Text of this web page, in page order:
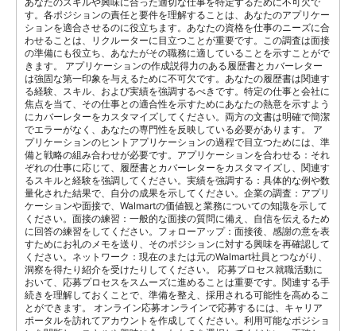
す。各ポジションの責任と要件を理解することは、あなたのアプリケー
ションを適合させるのに役立ちます。あなたの資格を仕事のニーズに合
わせることは、リクルーターに目立つことが重要です。この調査は面接
の準備にも役立ち、あなたがその職務に適していることを示すことがで
きます。 アプリケーションの作成説得力のある履歴書とカバーレター
は強固な第一印象を与えるために不可欠です。あなたの履歴書は関連す
る経験、スキル、および実績を強調するべきです。特定の仕事と会社に
焦点を当て、その仕事との適合性を示すためにあなたの熱意を示すよう
にカバーレターをカスタマイズしてください。両方の文書は明確で簡潔
でエラーがなく、あなたの専門性を反映している必要があります。 ア
プリケーションのヒントアプリケーションの過程で目立つためには、準
備と戦略の組み合わせが必要です。アプリケーションを合わせる：それ
ぞれの仕事に応じて、履歴書とカバーレターをカスタマイズし、関連す
るスキルと経験を強調してください。実績を強調する：具体的な例や数
量化された結果で、自分の成果を示してください。企業の調査：アプリ
ケーションや面接で、Walmartの価値観と業務についての知識を示して
ください。面接の練習：一般的な面接の質問に備え、自信を伝えるため
に回答の練習をしてください。フォローアップ：面接後、感謝の意を表
すためにお礼のメモを送り、そのポジションに対する興味を再確認して
ください。ネットワーク：現在のまたは元のWalmart社員とつながり、
洞察を得たり紹介を受けたりしてください。 応募プロセス就職活動に
おいて、応募プロセスをスムーズに進めることは重要です。関連する手
続きを理解しておくことで、準備を整え、採用される可能性を高めるこ
とができます。 オンライン応募オンラインで応募するには、キャリア
ポータルを訪れてアカウントを作成してください。利用可能なポジショ